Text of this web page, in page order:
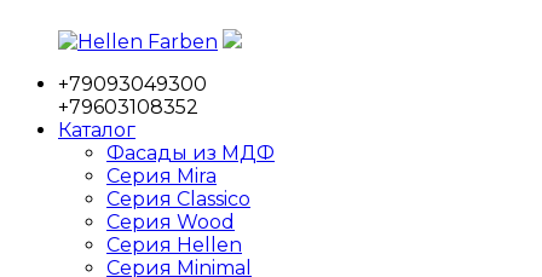
Перейти
содержимому
Hellen
Farben
Фабрика
мебельных
фасадов
+79093049300
+79603108352
Каталог
Фасады из МДФ
Серия Mira
Серия Classico
Серия Wood
Серия Hellen
Серия Minimal